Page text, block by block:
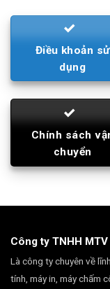
Điều khoản sử
dụng
Chính sách
chuyển
Công ty TNHH
Là công ty chuyên về
tính, máy in, máy chấm